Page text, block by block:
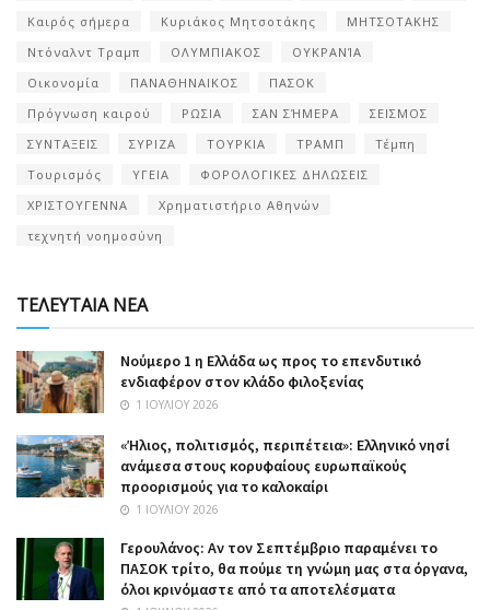
Καιρός σήμερα
Κυριάκος Μητσοτάκης
ΜΗΤΣΟΤΑΚΗΣ
Ντόναλντ Τραμπ
ΟΛΥΜΠΙΑΚΟΣ
ΟΥΚΡΑΝΊΑ
Οικονομία
ΠΑΝΑΘΗΝΑΙΚΟΣ
ΠΑΣΟΚ
Πρόγνωση καιρού
ΡΩΣΙΑ ΣΑΝ ΣΉΜΕΡΑ
ΣΕΙΣΜΟΣ
ΣΥΝΤΑΞΕΙΣ
ΣΥΡΙΖΑ ΤΟΥΡΚΙΑ ΤΡΑΜΠ
Τέμπη
Τουρισμός
ΥΓΕΙΑ
ΦΟΡΟΛΟΓΙΚΕΣ ΔΗΛΩΣΕΙΣ
ΧΡΙΣΤΟΥΓΕΝΝΑ
Χρηματιστήριο Αθηνών
τεχνητή νοημοσύνη
ΤΕΛΕΥΤΑΙΑ ΝΕΑ
Nούμερο 1 η Ελλάδα ως προς το επενδυτικό
ενδιαφέρον στον κλάδο φιλοξενίας
1 ΙΟΥΛΊΟΥ 2026
«Ήλιος, πολιτισμός, περιπέτεια»: Ελληνικό νησί
ανάμεσα στους κορυφαίους ευρωπαϊκούς
προορισμούς για το καλοκαίρι
1 ΙΟΥΛΊΟΥ 2026
Γερουλάνος: Αν τον Σεπτέμβριο παραμένει το
ΠΑΣΟΚ τρίτο, θα πούμε τη γνώμη μας στα όργανα,
όλοι κρινόμαστε από τα αποτελέσματα